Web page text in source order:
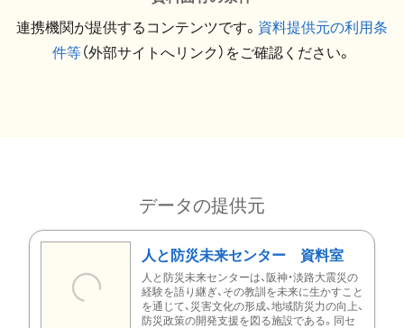
連携機関が提供するコンテンツです。 資料提供元の利用条
件等（外部サイトへリンク）をご確認ください。
データの提供元
人と防災未来センター 資料室
人と防災未来センターは、阪神・淡路大震災の
経験を語り継ぎ、その教訓を未来に生かすこと
を通じて、災害文化の形成、地域防災力の向上、
防災政策の開発支援を図る施設である。同セ